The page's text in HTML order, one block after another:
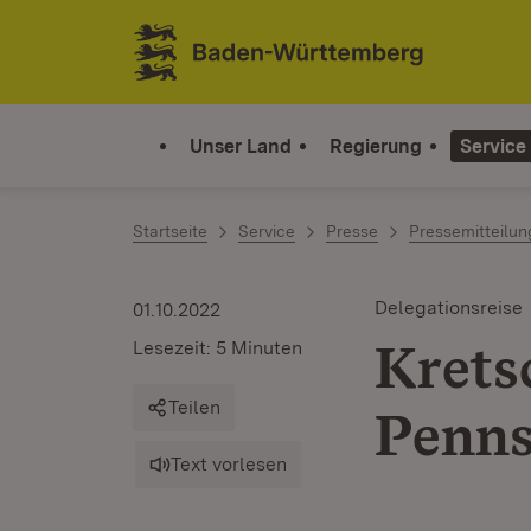
Zum Inhalt springen
Link zur Startseite
Unser Land Regierung Service
Startseite Service Presse
Delegationsreise
01.10.2022
Lesezeit: 5 Minuten
Teilen
Text vorlesen